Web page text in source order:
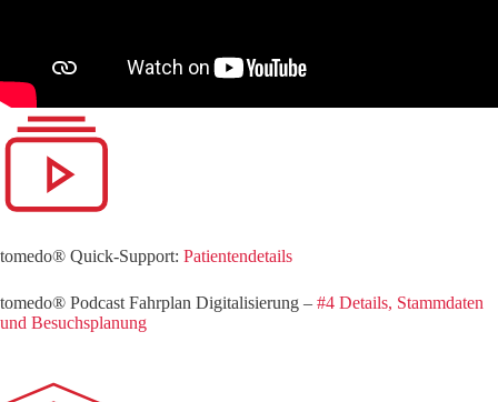
tomedo® Quick-Support: Patientendetails
tomedo® Podcast Fahrplan Digitalisierung – #4 Details, Stammdaten
und Besuchsplanung